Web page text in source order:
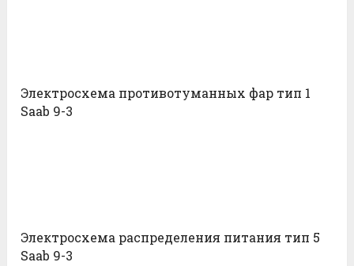
Электросхема противотуманных фар тип 1
Saab 9-3
Электросхема распределения питания тип 5
Saab 9-3